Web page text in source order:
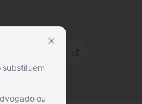
substituem
ou